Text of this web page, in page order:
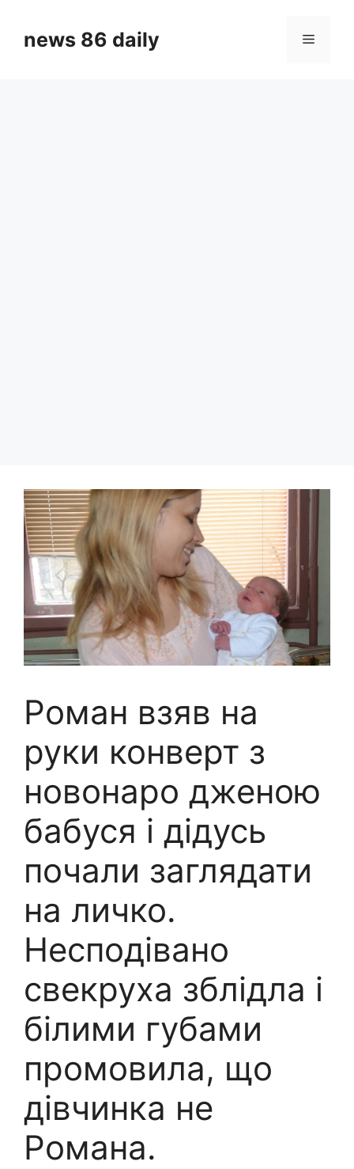
contentnews 86 daily Menu
Роман взяв на
руки конверт з
новонарo дженою
бабуся і дідусь
почали заглядати
на личко.
Несподівано
свекруха зблідла і
білими губами
промовила, що
дівчинка не
Романа.